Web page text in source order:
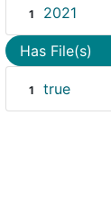
1 2021
Has File(s)
1 true